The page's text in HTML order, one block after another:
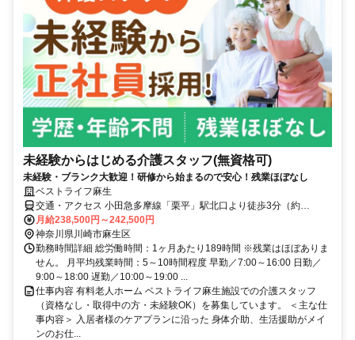
未経験からはじめる介護スタッフ(無資格可)
未経験・ブランク大歓迎！研修から始まるので安心！残業ほぼなし
ベストライフ麻生
交通・アクセス 小田急多摩線「栗平」駅北口より徒歩3分（約
240m）
月給238,500円～242,500円
神奈川県川崎市麻生区
勤務時間詳細 総労働時間：1ヶ月あたり189時間 ※残業はほぼありま
せん。 月平均残業時間：5～10時間程度 早勤／7:00～16:00 日勤／
9:00～18:00 遅勤／10:00～19:00 ...
仕事内容 有料老人ホーム ベストライフ麻生施設での介護スタッフ
（資格なし・取得中の方・未経験OK）を募集しています。 ＜主な仕
事内容＞ 入居者様のケアプランに沿った 身体介助、生活援助がメイ
ンのお仕...